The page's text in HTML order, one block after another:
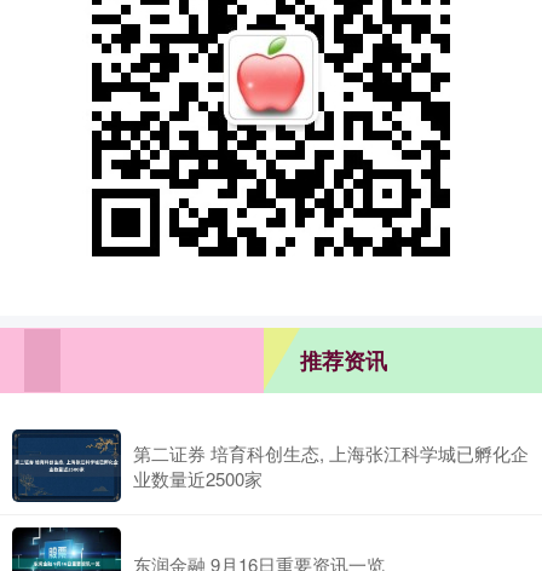
推荐资讯
第二证券 培育科创生态, 上海张江科学城已孵化企
业数量近2500家
东润金融 9月16日重要资讯一览